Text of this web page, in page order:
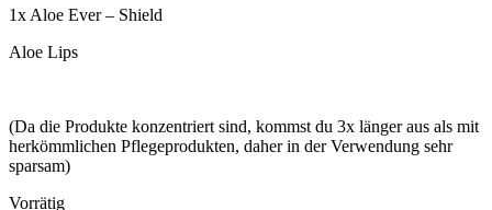
1x Aloe Ever – Shield
Aloe Lips
(Da die Produkte konzentriert sind, kommst du 3x länger aus als mit
herkömmlichen Pflegeprodukten, daher in der Verwendung sehr
sparsam)
Vorrätig